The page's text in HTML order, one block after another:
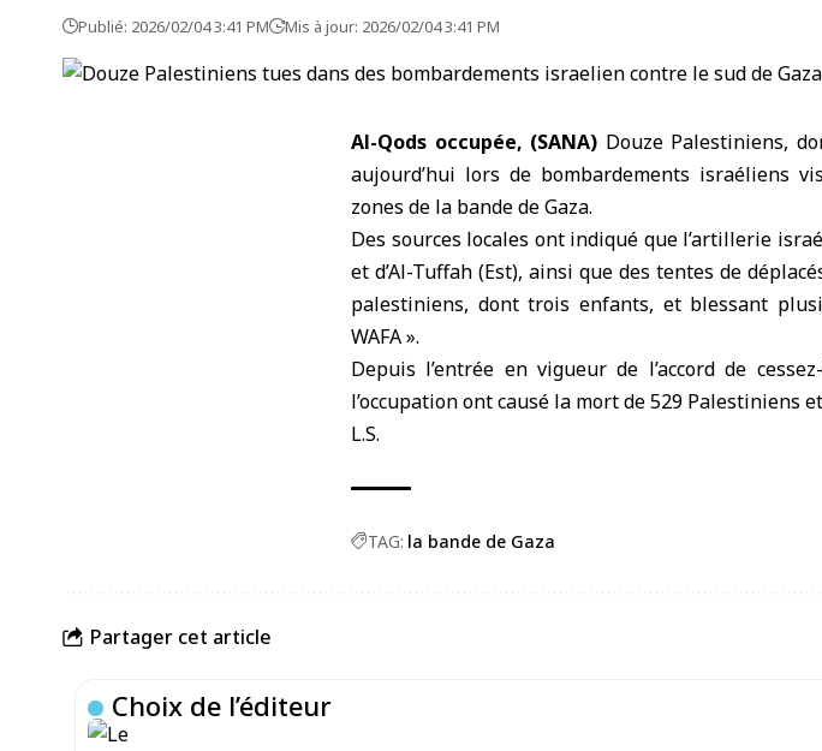
Publié: 2026/02/04 3:41 PM Mis à jour: 2026/02/04 3:41 PM
Al-Qods occupée, (SANA) Douze Palestiniens,
aujourd’hui lors de bombardements israéliens
zones de la bande de Gaza.
Des sources locales ont indiqué que l’artillerie
et d’Al-Tuffah (Est), ainsi que des tentes de
palestiniens, dont trois enfants, et blessant
WAFA ».
Depuis l’entrée en vigueur de l’accord de
l’occupation ont causé la mort de 529 Palestiniens
L.S.
TAG: la bande de Gaza
Partager cet article
Choix de l’éditeur